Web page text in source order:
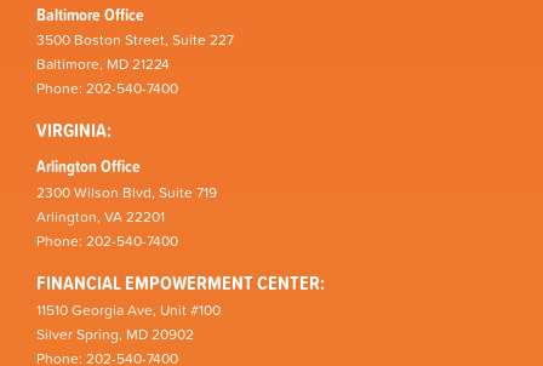
Baltimore Office
3500 Boston Street, Suite 227
Baltimore, MD 21224
Phone: 202-540-7400
VIRGINIA:
Arlington Office
2300 Wilson Blvd, Suite 719
Arlington, VA 22201
Phone: 202-540-7400
FINANCIAL EMPOWERMENT CENTER:
11510 Georgia Ave, Unit #100
Silver Spring, MD 20902
Phone: 202-540-7400